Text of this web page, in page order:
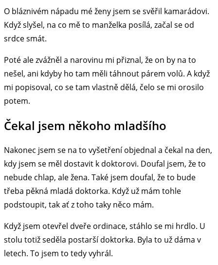
O bláznivém nápadu mé ženy jsem se svěřil kamarádovi.
Když slyšel, na co mě to manželka posílá, začal se od
srdce smát.
Poté ale zvážněl a narovinu mi přiznal, že on by na to
nešel, ani kdyby ho tam měli táhnout párem volů. A když
mi popisoval, co se tam vlastně dělá, čelo se mi orosilo
potem.
Čekal jsem někoho mladšího
Nakonec jsem se na to vyšetření objednal a čekal na den,
kdy jsem se měl dostavit k doktorovi. Doufal jsem, že to
nebude chlap, ale žena. Také jsem doufal, že to bude
třeba pěkná mladá doktorka. Když už mám tohle
podstoupit, tak ať z toho taky něco mám.
Když jsem otevřel dveře ordinace, stáhlo se mi hrdlo. U
stolu totiž seděla postarší doktorka. Byla to už dáma v
letech. To jsem to tedy vyhrál.